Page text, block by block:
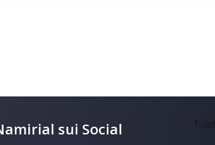
sui Social